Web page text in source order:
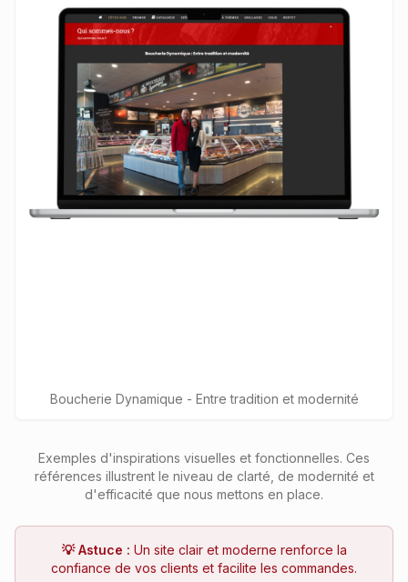
Boucherie Dynamique - Entre tradition et modernité
Exemples d'inspirations visuelles et fonctionnelles. Ces
références illustrent le niveau de clarté, de modernité et
d'efficacité que nous mettons en place.
💡 Astuce : Un site clair et moderne renforce la
confiance de vos clients et facilite les commandes.